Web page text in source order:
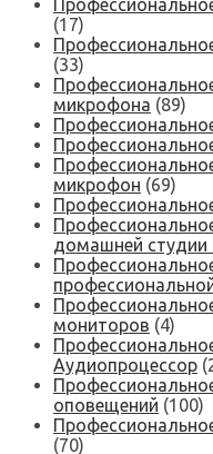
(17)
(33)
микрофона (89)
микрофон (69)
домашней студии
мониторов (4)
Аудиопроцессор
оповещений (100)
(70)